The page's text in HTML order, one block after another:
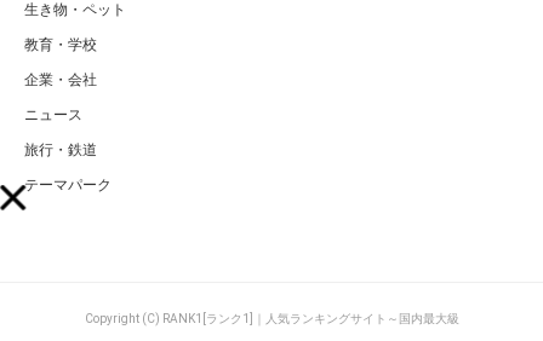
生き物・ペット
教育・学校
企業・会社
ニュース
旅行・鉄道
テーマパーク
Copyright (C) RANK1[ランク1]｜人気ランキングサイト～国内最大級